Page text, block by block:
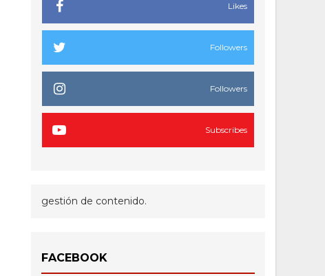
Likes
Followers
Followers
Subscribes
gestión de contenido.
FACEBOOK